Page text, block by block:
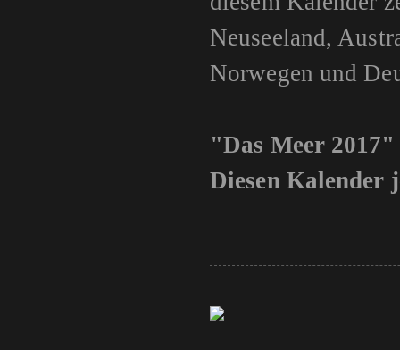
Neuseeland,
Norwegen und
"Das Meer
Diesen Kalender